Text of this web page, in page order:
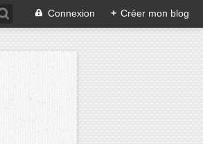
Connexion + Créer mon blog